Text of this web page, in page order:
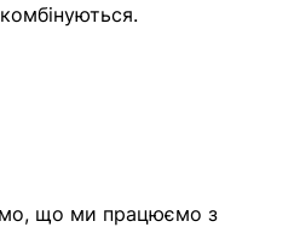
що ми працюємо з